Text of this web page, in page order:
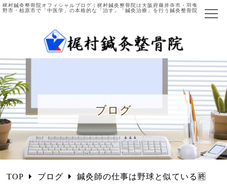
梶村鍼灸整骨院オフィシャルブログ｜梶村鍼灸整骨院は大阪府藤井寺市・羽曳
野市・柏原市で「中医学」の本格的な「治す」「鍼灸治療」を行う鍼灸整骨院
当院について
院長ご紹介
施術の流れ
主な症例と施術法
中医学とは
ブログ
TOP ブログ 鍼灸師の仕事は野球と似ている🈡